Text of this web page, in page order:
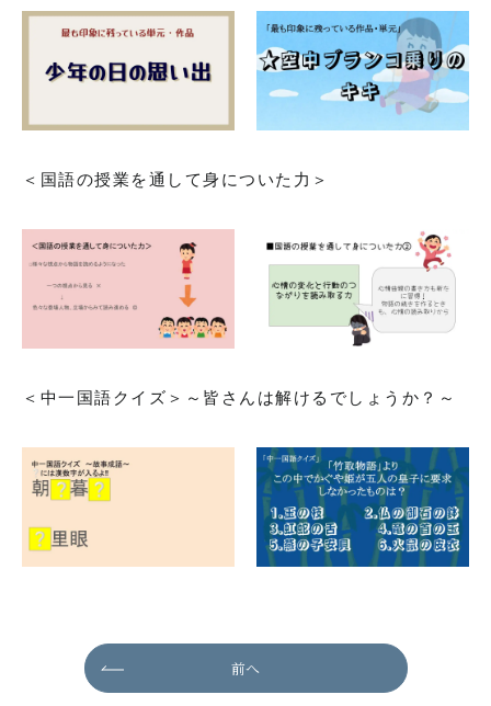
閉じる
＜国語の授業を通して身についた力＞
＜中一国語クイズ＞～皆さんは解けるでしょうか？～
前へ